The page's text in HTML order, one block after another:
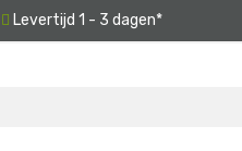
Levertijd 1 - 3 dagen*